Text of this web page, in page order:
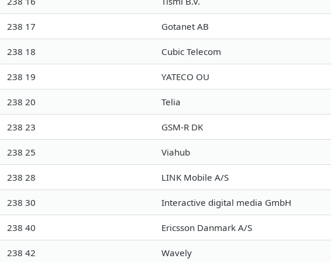
238 17 Gotanet AB
238 18 Cubic Telecom
238 19 YATECO OU
238 20 Telia
238 23 GSM-R DK
238 25 Viahub
238 28 LINK Mobile A/S
238 30 Interactive digital media GmbH
238 40 Ericsson Danmark A/S
238 42 Wavely